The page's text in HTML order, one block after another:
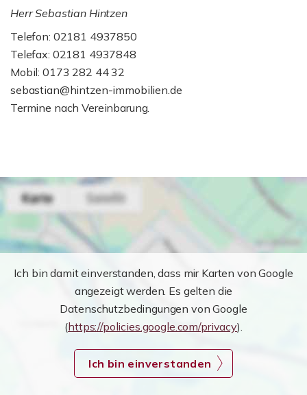
Herr Sebastian Hintzen
Telefon: 02181 4937850
Telefax: 02181 4937848
Mobil: 0173 282 44 32
sebastian@hintzen-immobilien.de
Termine nach Vereinbarung.
Ich bin damit einverstanden, dass mir Karten von Google
angezeigt werden. Es gelten die
Datenschutzbedingungen von Google
(https://policies.google.com/privacy).
Ich bin einverstanden